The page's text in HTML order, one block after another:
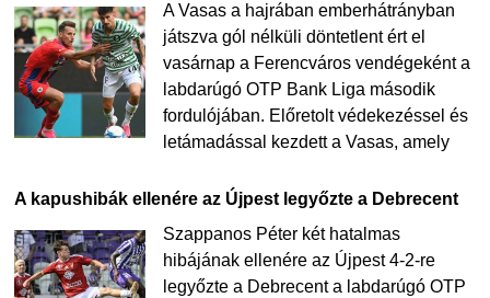
A Vasas a hajrában emberhátrányban
játszva gól nélküli döntetlent ért el
vasárnap a Ferencváros vendégeként a
labdarúgó OTP Bank Liga második
fordulójában. Előretolt védekezéssel és
letámadással kezdett a Vasas, amely
A kapushibák ellenére az Újpest legyőzte a Debrecent
Szappanos Péter két hatalmas
hibájának ellenére az Újpest 4-2-re
legyőzte a Debrecent a labdarúgó OTP